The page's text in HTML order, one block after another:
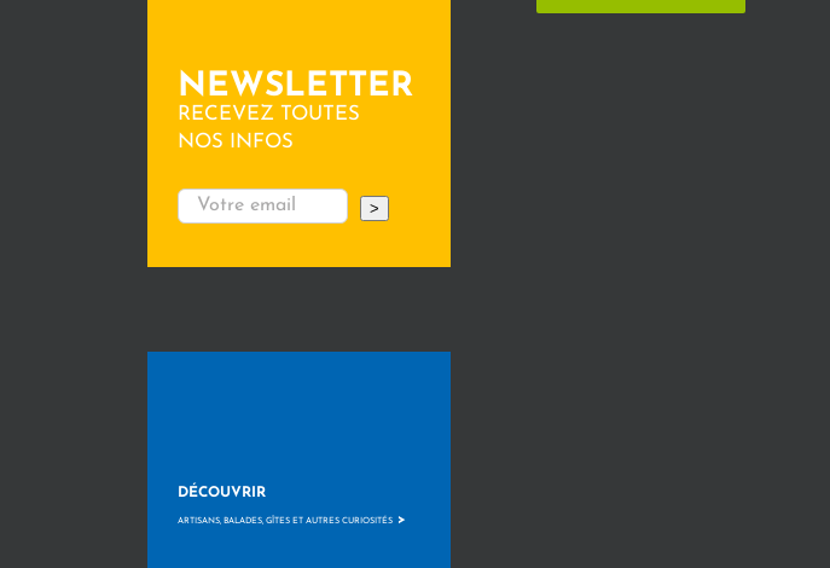
NEWSLETTER
RECEVEZ TOUTES
NOS INFOS
>
DÉCOUVRIR
ARTISANS, BALADES, GÎTES ET AUTRES CURIOSITÉS >